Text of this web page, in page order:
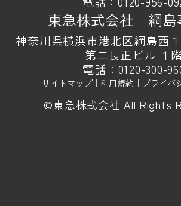
東急株式会社 綱島
神奈川県横浜市港北区綱島西
第二長正ビル １
電話： 0120-300-
サイトマップ｜ 利用規約 ｜ プライバ
©東急株式会社 All Rights